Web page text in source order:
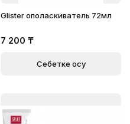
Glister ополаскиватель 72мл
7 200 ₸
Себетке қосу